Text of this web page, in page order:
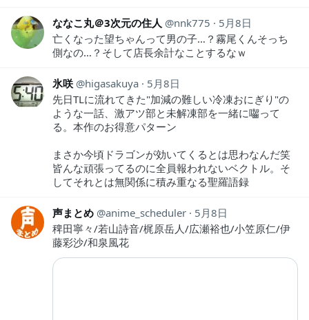
ななこ丸＠3次元の住人 nnk775
5月8日
亡くなった望ちゃんって男の子…？霧尾くんそっち
側なの…？そして店長余計なことするなｗ
氷咲 higasakuya
5月8日
先日TLに流れてきた"加減の難しい冷凍おにぎり"の
ような一話、激アツ部と未解凍部を一緒に囓って
る。本作のお得意パターン
まさか今頃ドラゴンが効いてくるとは思わなんだ笑
皆んな頑張ってるのに全員報われないベクトル。そ
してそれとは無関係に積み重なる聖羅語録
声まとめ anime_scheduler
5月8日
稗田寧々/若山詩音/梶原岳人/広瀬裕也/小笠原仁/伊
藤彩沙/和泉風花